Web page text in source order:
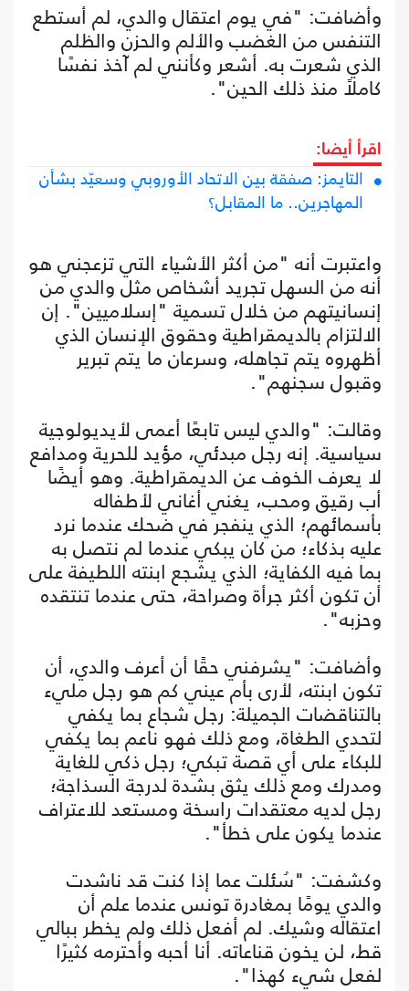
وأضافت: "في يوم اعتقال والدي، لم أستطع
التنفس من الغضب والألم والحزن والظلم
الذي شعرت به. أشعر وكأنني لم آخذ نفسًا
كاملاً منذ ذلك الحين".
اقرأ أيضا:
التايمز: صفقة بين الاتحاد الأوروبي وسعيّد بشأن
المهاجرين.. ما المقابل؟
واعتبرت أنه "من أكثر الأشياء التي تزعجني هو
أنه من السهل تجريد أشخاص مثل والدي من
إنسانيتهم من خلال تسمية "إسلاميين". إن
الالتزام بالديمقراطية وحقوق الإنسان الذي
أظهروه يتم تجاهله، وسرعان ما يتم تبرير
وقبول سجنهم".
وقالت: "والدي ليس تابعًا أعمى لأيديولوجية
سياسية. إنه رجل مبدئي، مؤيد للحرية ومدافع
لا يعرف الخوف عن الديمقراطية. وهو أيضًا
أب رقيق ومحب، يغني أغاني لأطفاله
بأسمائهم؛ الذي ينفجر في ضحك عندما نرد
عليه بذكاء؛ من كان يبكي عندما لم نتصل به
بما فيه الكفاية؛ الذي يشجع ابنته اللطيفة على
أن تكون أكثر جرأة وصراحة، حتى عندما تنتقده
وحزبه".
وأضافت: "يشرفني حقًا أن أعرف والدي، أن
تكون ابنته، لأرى بأم عيني كم هو رجل مليء
بالتناقضات الجميلة: رجل شجاع بما يكفي
لتحدي الطغاة، ومع ذلك فهو ناعم بما يكفي
للبكاء على أي قصة تبكي؛ رجل ذكي للغاية
ومدرك ومع ذلك يثق بشدة لدرجة السذاجة؛
رجل لديه معتقدات راسخة ومستعد للاعتراف
عندما يكون على خطأ".
وكشفت: "سُئلت عما إذا كنت قد ناشدت
والدي يومًا بمغادرة تونس عندما علم أن
اعتقاله وشيك. لم أفعل ذلك ولم يخطر ببالي
قط، لن يخون قناعاته. أنا أحبه وأحترمه كثيرًا
لفعل شيء كهذا".